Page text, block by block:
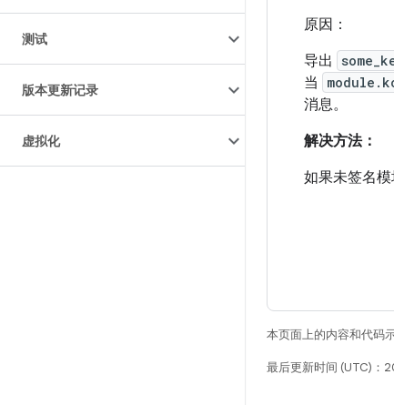
测试
版本更新记录
虚拟化
原因：
导出
当
消息。
解决方法：
如果未签名
本页面上的内容和代码
最后更新时间 (UTC)：